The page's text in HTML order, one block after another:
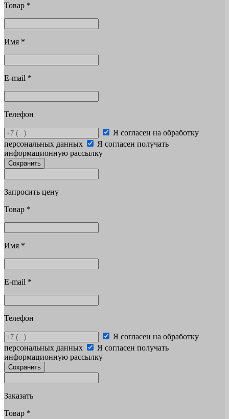
Товар *
Имя *
E-mail *
Телефон
Я согласен на обработку
персональных данных
Я согласен получать
информационную рассылку
Сохранить
Запросить цену
Товар *
Имя *
E-mail *
Телефон
Я согласен на обработку
персональных данных
Я согласен получать
информационную рассылку
Сохранить
Заказать
Товар *